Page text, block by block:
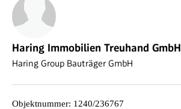
Haring Immobilien Treuhand GmbH
Haring Group Bauträger GmbH
Objektnummer: 1240/236767